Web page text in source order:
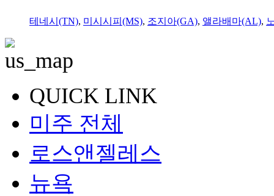
테네시(TN), 미시시피(MS), 조지아(GA), 앨라배마(AL),
QUICK LINK
미주 전체
로스앤젤레스
뉴욕